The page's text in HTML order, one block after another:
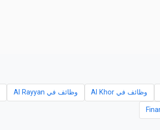
وظائف في Al Khor وظائف في Al Rayyan